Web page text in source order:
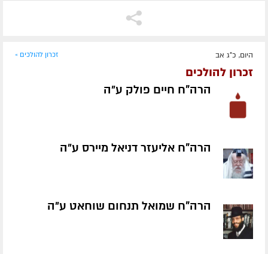
היום, כ"ג אב זכרון להולכים »
זכרון להולכים
הרה"ח חיים פולק ע״ה
הרה"ח אליעזר דניאל מיירס ע״ה
הרה"ח שמואל תנחום שוחאט ע״ה